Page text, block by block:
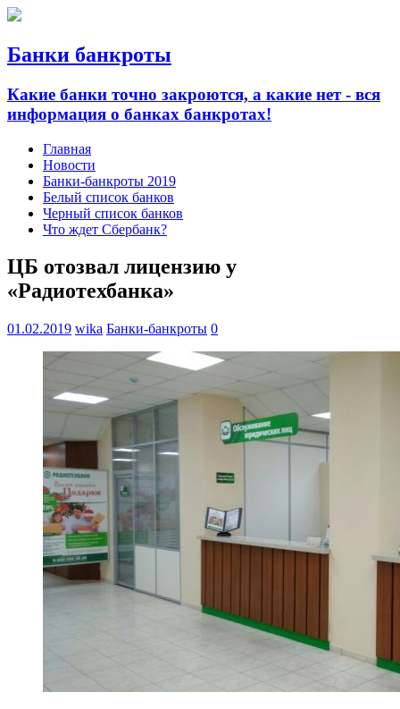
Банки банкроты
Какие банки точно закроются, а какие нет - вся
информация о банках банкротах!
Главная
Новости
Банки-банкроты 2019
Белый список банков
Черный список банков
Что ждет Сбербанк?
ЦБ отозвал лицензию у
«Радиотехбанка»
01.02.2019 wika Банки-банкроты 0